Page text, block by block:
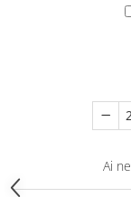
Buchete
Ai